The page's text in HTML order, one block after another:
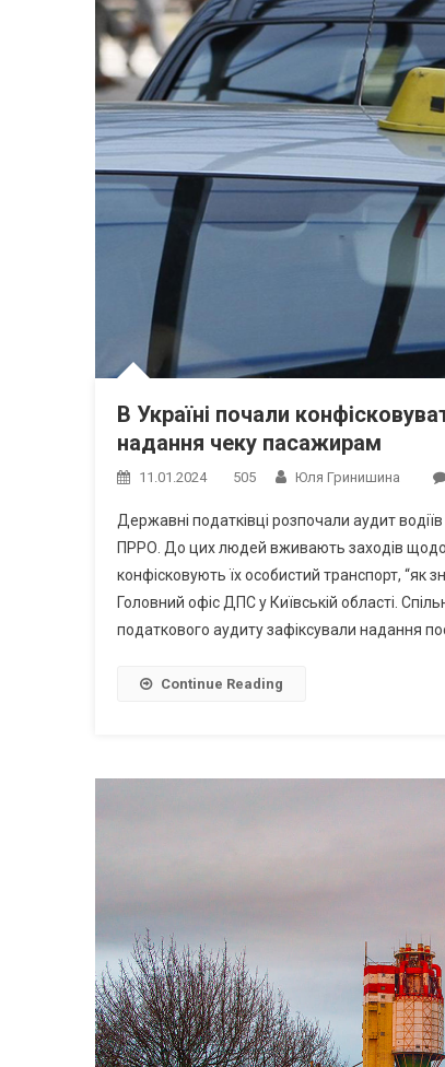
В Україні почали
надання чеку пасажирам
11.01.2024 505 Юля Гринишина
Державні податківці розпочали аудит
ПРРО. До цих людей вживають заходів щодо
конфісковують їх особистий транспорт, “як
Головний офіс ДПС у Київській області.
податкового аудиту зафіксували надання
Continue Reading